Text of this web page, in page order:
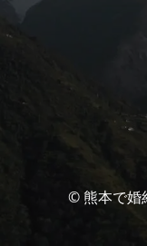
© 熊本で婚